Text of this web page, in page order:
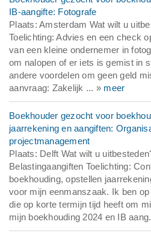
IB-aangifte: Fotografe
Plaats: Amsterdam Wat wilt u
Toelichting: Advies en een check
van een kleine ondernemer in
om nalopen of er iets is gemist in
andere voordelen om geen geld
aanvraag: Zakelijk ... » meer
Boekhouder gezocht voor
jaarrekening en aangiften:
projectmanagement
Plaats: Delft Wat wilt u
Belastingaangiften Toelichting:
boekhouding, opstellen
voor mijn eenmanszaak. Ik ben
die op korte termijn tijd heeft om
mijn boekhouding 2024 en IB